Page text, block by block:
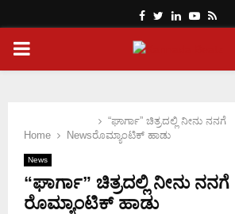
Facebook
Twitter
LinkedinYoutube
Rss
PRIMARY
Home News
“ಘಾರ್ಗಾ” ಚಿತ್ರದಲ್ಲಿ ನೀನು ನನಗೆ
ರೊಮ್ಯಾಂಟಿಕ್ ಹಾಡು‌‌
News
“ಘಾರ್ಗಾ” ಚಿತ್ರದಲ್ಲಿ ನೀನು ನನಗೆ
ರೊಮ್ಯಾಂಟಿಕ್ ಹಾಡು‌‌